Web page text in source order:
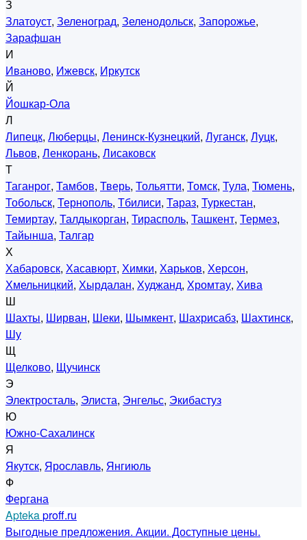
З
Златоуст, Зеленоград, Зеленодольск, Запорожье,
Зарафшан
И
Иваново, Ижевск, Иркутск
Й
Йошкар-Ола
Л
Липецк, Люберцы, Ленинск-Кузнецкий, Луганск, Луцк,
Львов, Ленкорань, Лисаковск
Т
Таганрог, Тамбов, Тверь, Тольятти, Томск, Тула, Тюмень,
Тобольск, Тернополь, Тбилиси, Тараз, Туркестан,
Темиртау, Талдыкорган, Тирасполь, Ташкент, Термез,
Тайынша, Талгар
Х
Хабаровск, Хасавюрт, Химки, Харьков, Херсон,
Хмельницкий, Хырдалан, Худжанд, Хромтау, Хива
Ш
Шахты, Ширван, Шеки, Шымкент, Шахрисабз, Шахтинск,
Шу
Щ
Щелково, Щучинск
Э
Электросталь, Элиста, Энгельс, Экибастуз
Ю
Южно-Сахалинск
Я
Якутск, Ярославль, Янгиюль
Ф
Фергана
Aptekaproff.ru
Выгодные предложения. Акции. Доступные цены.